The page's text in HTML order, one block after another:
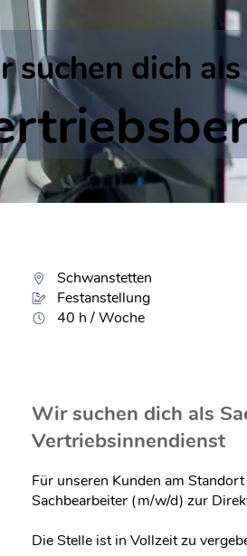
suchen dich als
Schwanstetten
Festanstellung
40 h / Woche
Wir suchen dich als
Vertriebsinnendienst
Für unseren Kunden am
Sachbearbeiter (m/w/d) zur
Die Stelle ist in Vollzeit zu